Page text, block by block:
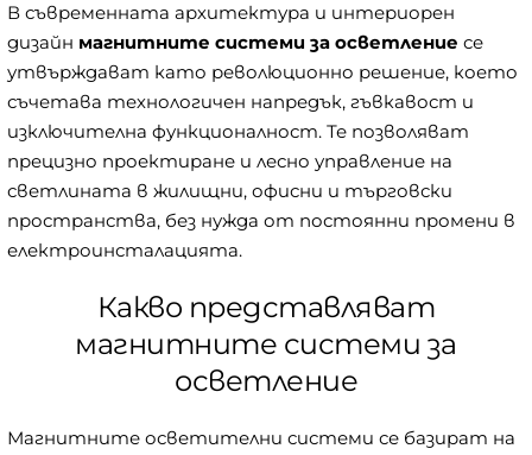
В съвременната архитектура и интериорен
дизайн магнитните системи за осветление се
утвърждават като революционно решение, което
съчетава технологичен напредък, гъвкавост и
изключителна функционалност. Те позволяват
прецизно проектиране и лесно управление на
светлината в жилищни, офисни и търговски
пространства, без нужда от постоянни промени в
електроинсталацията.
Какво представляват
магнитните системи за
осветление
Магнитните осветителни системи се базират на